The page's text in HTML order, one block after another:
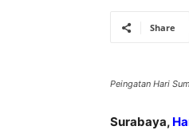
Share
Peingatan Hari
Surabaya,